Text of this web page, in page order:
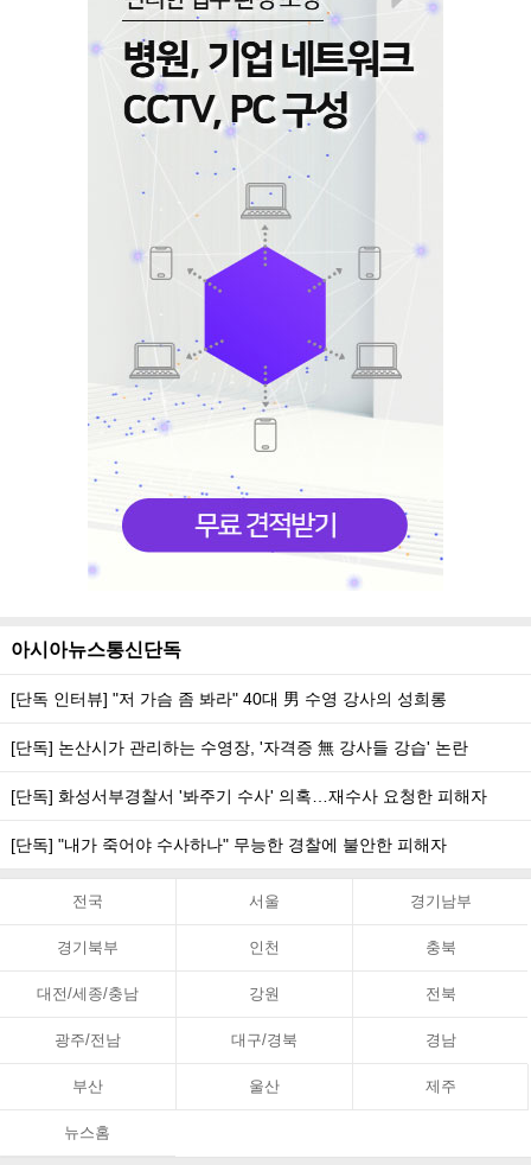
아시아뉴스통신단독
[단독 인터뷰] "저 가슴 좀 봐라" 40대 男 수영 강사의 성희롱
[단독] 논산시가 관리하는 수영장, '자격증 無 강사들 강습' 논란
[단독] 화성서부경찰서 '봐주기 수사' 의혹…재수사 요청한 피해자
[단독] "내가 죽어야 수사하나" 무능한 경찰에 불안한 피해자
전국 서울 경기남부
경기북부 인천 충북
대전/세종/충남 강원 전북
광주/전남 대구/경북 경남
부산 울산 제주
뉴스홈